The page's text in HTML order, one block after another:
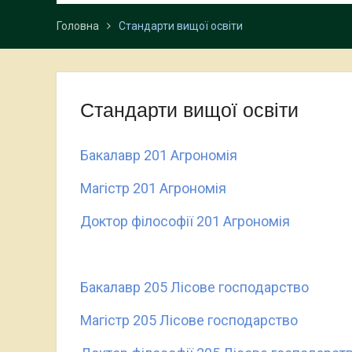
Головна Стандарти вищої освіти
Стандарти вищої освіти
Бакалавр 201 Агрономія
Магістр 201 Агрономія
Доктор філософії 201 Агрономія
Бакалавр 205 Лісове господарство
Магістр 205 Лісове господарство